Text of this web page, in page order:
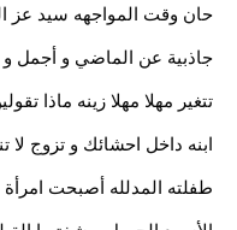
حان وقت المواجهه سيد عز
جاذبية عن الماضي و أجمل و
تتغير مهلا مهلا زينه ماذا
ابنه داخل احشائك و تزوج لا
طفلته المدلله أصبحت امرأة